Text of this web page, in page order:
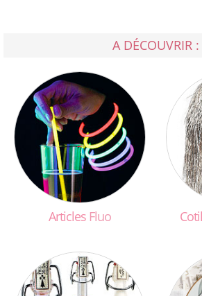
A DÉCOUVRIR :
Articles Fluo